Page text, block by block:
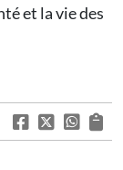
et la vie des